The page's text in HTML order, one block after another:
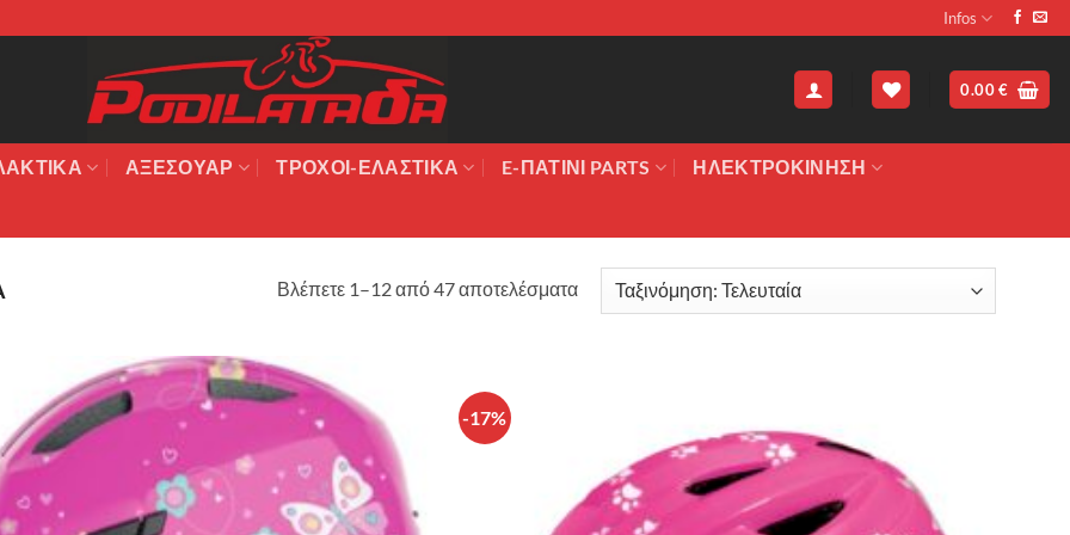
Infos
0.00€
ΑΞΕΣΟΥΆΡ ΤΡΟΧΟΙ-ΕΛΑΣΤΙΚΑ E-ΠΑΤΙΝΙ PARTS ΗΛΕΚΤΡΟΚΙΝΗΣΗ
Βλέπετε 1–12 από 47 αποτελέσματαSorted
Πρόσθήκη
στην λίστα
επιθυμιών
-17%